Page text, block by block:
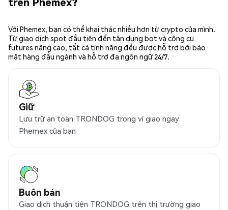
Với Phemex, bạn có thể khai thác nhiều hơn từ crypto của mình.
Từ giao dịch spot đầu tiên đến tận dụng bot và công cụ
futures nâng cao, tất cả tính năng đều được hỗ trợ bởi bảo
mật hàng đầu ngành và hỗ trợ đa ngôn ngữ 24/7.
Giữ
Lưu trữ an toàn TRONDOG trong ví giao ngay
Phemex của bạn
Buôn bán
Giao dịch thuận tiện TRONDOG trên thị trường giao